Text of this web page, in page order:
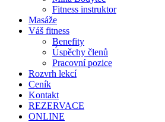
Fitness instruktor
Masáže
Váš fitness
Benefity
Úspěchy členů
Pracovní pozice
Rozvrh lekcí
Ceník
Kontakt
REZERVACE
ONLINE